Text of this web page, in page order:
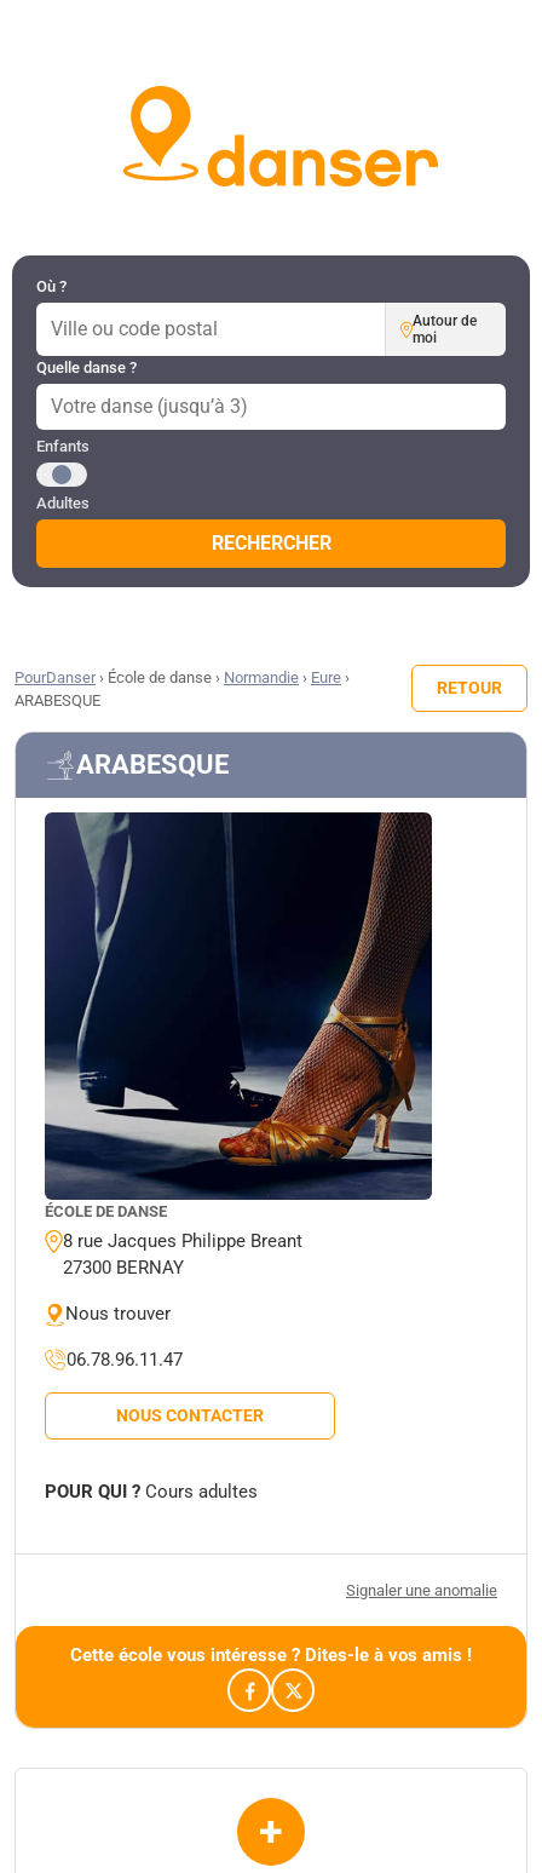
Où ?
Autour de
moi
Quelle danse ?
Public recherché
Enfants
Adultes
RECHERCHER
PourDanser› École de danse › Normandie › Eure ›
ARABESQUE
RETOUR
ARABESQUE
ÉCOLE DE DANSE
8 rue Jacques Philippe Breant
27300 BERNAY
Nous trouver
06.78.96.11.47
NOUS CONTACTER
POUR QUI ? Cours adultes
Signaler une anomalie
Cette école vous intéresse ? Dites-le à vos amis !
+